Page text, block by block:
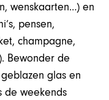
wenskaarten…) en
pensen,
champagne,
Bewonder de
glas en
de weekends